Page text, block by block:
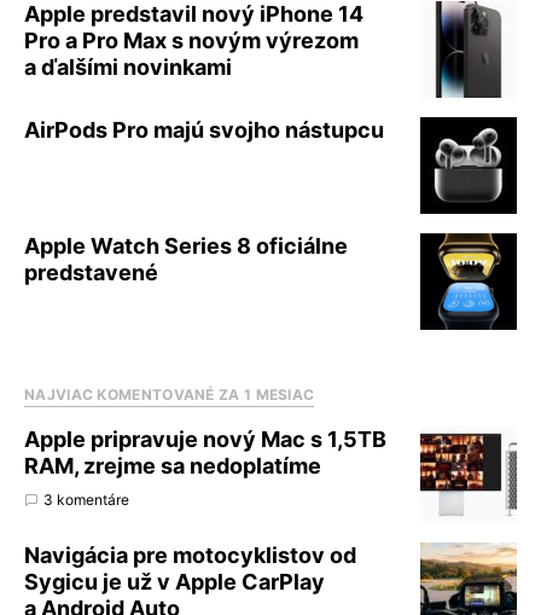
Apple predstavil nový iPhone 14
Pro a Pro Max s novým výrezom
a ďalšími novinkami
AirPods Pro majú svojho nástupcu
Apple Watch Series 8 oficiálne
predstavené
NAJVIAC KOMENTOVANÉ ZA 1 MESIAC
Apple pripravuje nový Mac s 1,5TB
RAM, zrejme sa nedoplatíme
3 komentáre
Navigácia pre motocyklistov od
Sygicu je už v Apple CarPlay
a Android Auto